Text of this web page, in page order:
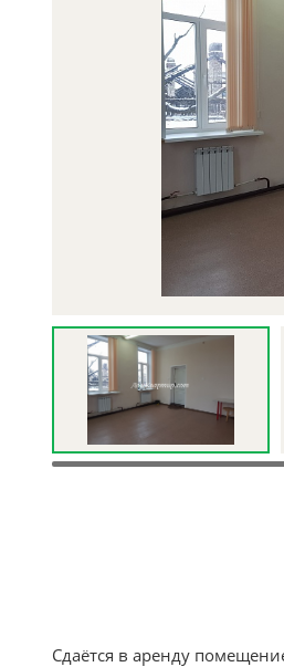
Сдаётся в аренду